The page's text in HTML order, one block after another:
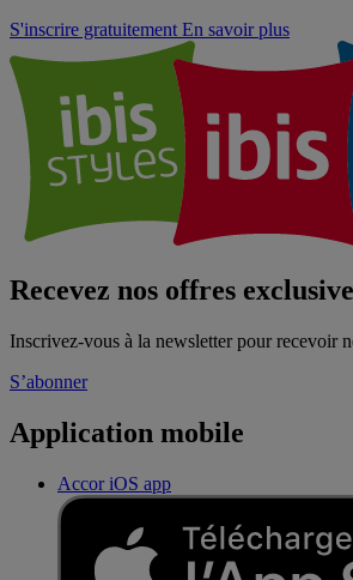
S'inscrire gratuitement En savoir plus
Recevez nos offres
Inscrivez-vous à la newsletter pour recevoir
S’abonner
Application mobile
Accor iOS app